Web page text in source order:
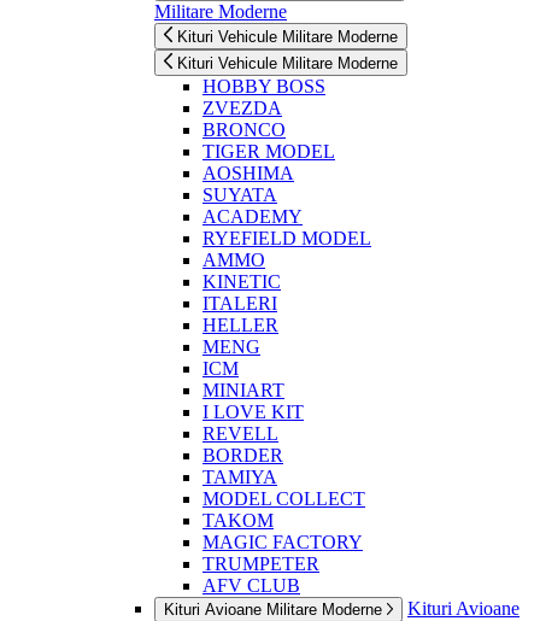
Militare Moderne
Kituri Vehicule Militare Moderne
Kituri Vehicule Militare Moderne
HOBBY BOSS
ZVEZDA
BRONCO
TIGER MODEL
AOSHIMA
SUYATA
ACADEMY
RYEFIELD MODEL
AMMO
KINETIC
ITALERI
HELLER
MENG
ICM
MINIART
I LOVE KIT
REVELL
BORDER
TAMIYA
MODEL COLLECT
TAKOM
MAGIC FACTORY
TRUMPETER
AFV CLUB
Kituri Avioane Militare Moderne
Kituri Avioane